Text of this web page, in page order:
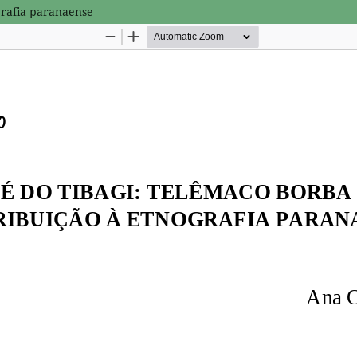
paranaense